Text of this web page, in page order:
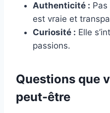
Authenticité :
est vraie et
Curiosité : Elle
passions.
Questions que
peut-être